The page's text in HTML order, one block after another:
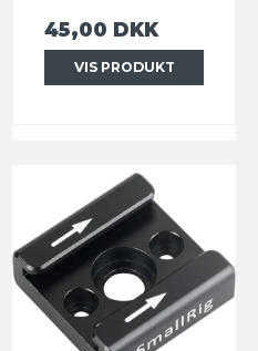
45,00 DKK
VIS PRODUKT